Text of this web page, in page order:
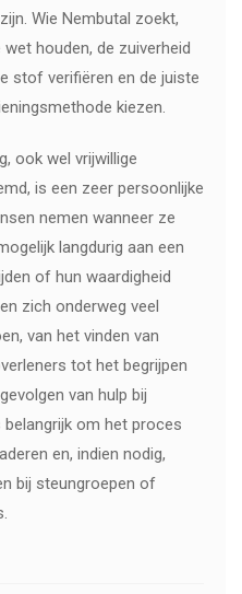
Wie Nembutal zoekt,
houden, de zuiverheid
stof verifiëren en de juiste
kiezen.
ook wel vrijwillige
is een zeer persoonlijke
nemen wanneer ze
langdurig aan een
of hun waardigheid
zich onderweg veel
van het vinden van
tot het begrijpen
van hulp bij
om het proces
en, indien nodig,
bij steungroepen of